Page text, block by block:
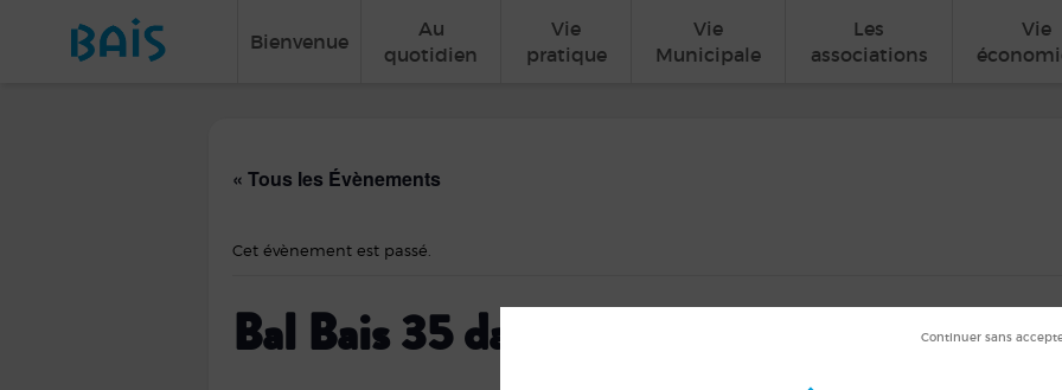
Bienvenue
Au
quotidien
Vie
pratique
Vie
Municipale
Les
associations
Vie
« Tous les Évènements
Cet évènement est passé.
Bal Bais 35 danses et loisirs